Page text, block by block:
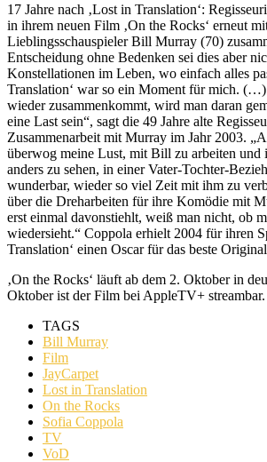
17 Jahre nach ‚Lost in Translation‘:
in ihrem neuen Film ‚On the Rocks‘ erneut
Lieblingsschauspieler Bill Murray (70)
Entscheidung ohne Bedenken sei dies aber
Konstellationen im Leben, wo einfach alles
Translation‘ war so ein Moment für mich. (…)
wieder zusammenkommt, wird man daran
eine Last sein“, sagt die 49 Jahre alte
Zusammenarbeit mit Murray im Jahr 2003.
überwog meine Lust, mit Bill zu arbeiten und
anders zu sehen, in einer Vater-Tochter-
wunderbar, wieder so viel Zeit mit ihm zu
über die Dreharbeiten für ihre Komödie mit
erst einmal davonstiehlt, weiß man nicht, ob
wiedersieht.“ Coppola erhielt 2004 für ihren
Translation‘ einen Oscar für das beste
‚On the Rocks‘ läuft ab dem 2. Oktober in
Oktober ist der Film bei AppleTV+ streambar.
TAGS
Bill Murray
Film
JayCarpet
Lost in Translation
On the Rocks
Sofia Coppola
TV
VoD